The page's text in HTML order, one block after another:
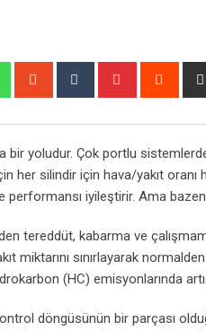
WhatsappStumbleUpon
Tumblr Pinterest Reddit
yoludur. Çok portlu
silindir için hava/yakıt oranı
performansı iyileştirir. Ama
tereddüt, kabarma ve
sınırlayarak normalden
(HC) emisyonlarında
döngüsünün bir parçası